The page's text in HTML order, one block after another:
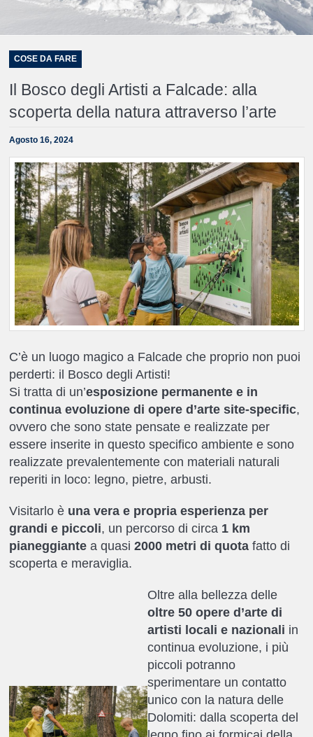
COSE DA FARE
Il Bosco degli Artisti a Falcade: alla
scoperta della natura attraverso l’arte
Agosto 16, 2024
C’è un luogo magico a Falcade che proprio non puoi
perderti: il Bosco degli Artisti!
Si tratta di un’esposizione permanente e in
continua evoluzione di opere d’arte site-specific,
ovvero che sono state pensate e realizzate per
essere inserite in questo specifico ambiente e sono
realizzate prevalentemente con materiali naturali
reperiti in loco: legno, pietre, arbusti.
Visitarlo è una vera e propria esperienza per
grandi e piccoli, un percorso di circa 1 km
pianeggiante a quasi 2000 metri di quotafatto di
scoperta e meraviglia.
Oltre alla bellezza delle
oltre 50 opere d’arte di
artisti locali e nazionali in
continua evoluzione, i più
piccoli potranno
sperimentare un contatto
unico con la natura delle
Dolomiti: dalla scoperta del